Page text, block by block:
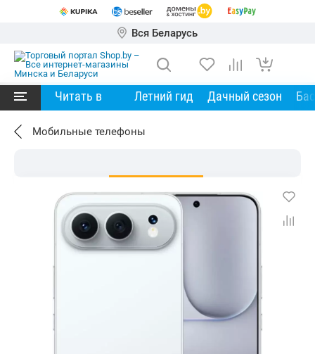
Вся Беларусь
Читать в Летний гид Дачный сезон
Мобильные телефоны